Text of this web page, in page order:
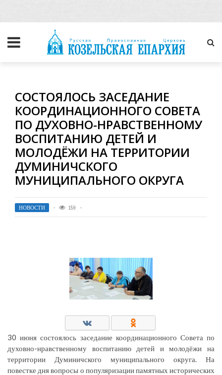
СОСТОЯЛОСЬ ЗАСЕДАНИЕ
КООРДИНАЦИОННОГО СОВЕТА
ПО ДУХОВНО-НРАВСТВЕННОМУ
ВОСПИТАНИЮ ДЕТЕЙ И
МОЛОДЁЖИ НА ТЕРРИТОРИИ
ДУМИНИЧСКОГО
МУНИЦИПАЛЬНОГО ОКРУГА
НОВОСТИ 159
30 июня состоялось заседание координационного Совета по
духовно-нравственному воспитанию детей и молодёжи на
территории Думиничского муниципального округа. На
повестке дня вопросы о популяризации памятных исторических